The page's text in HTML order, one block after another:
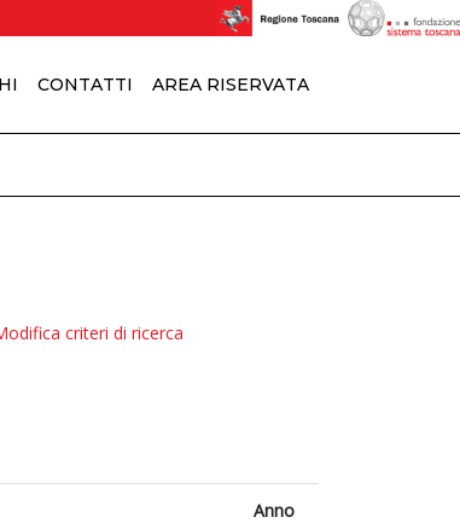
CONTATTI AREA RISERVATA
criteri di ricerca
Anno